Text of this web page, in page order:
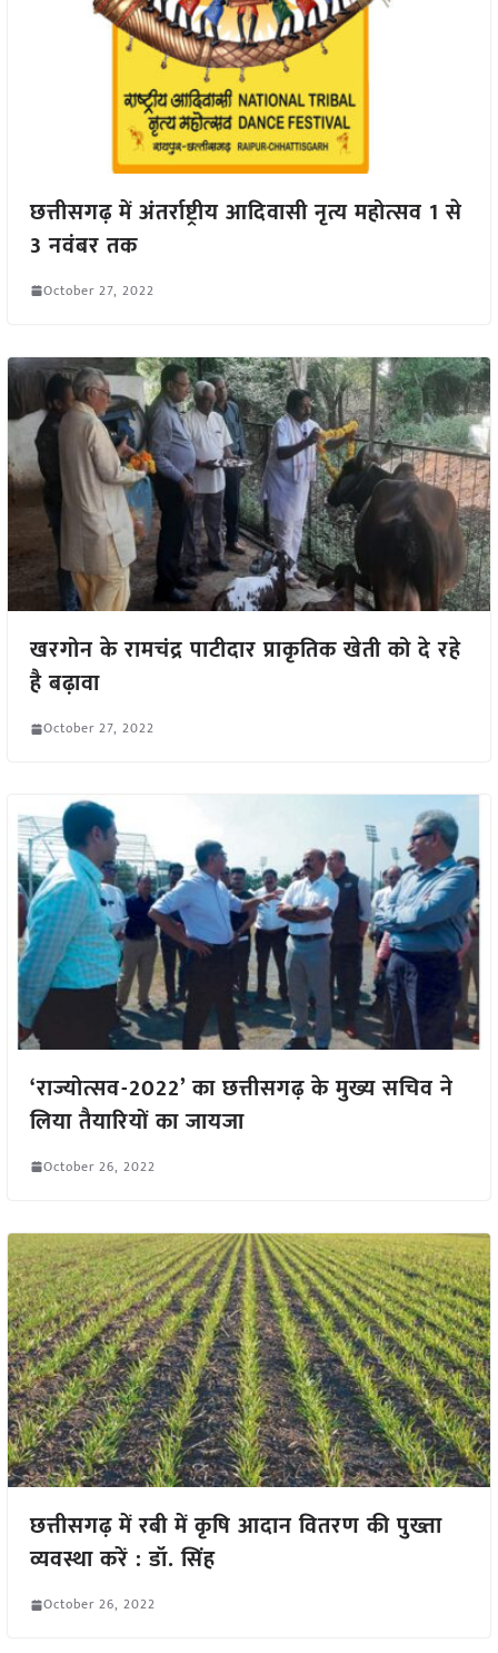
छत्तीसगढ़ में अंतर्राष्ट्रीय आदिवासी नृत्य महोत्सव 1 से
3 नवंबर तक
October 27, 2022
खरगोन के रामचंद्र पाटीदार प्राकृतिक खेती को दे रहे
है बढ़ावा
October 27, 2022
‘राज्योत्सव-2022’ का छत्तीसगढ़ के मुख्य सचिव ने
लिया तैयारियों का जायजा
October 26, 2022
छत्तीसगढ़ में रबी में कृषि आदान वितरण की पुख्ता
व्यवस्था करें : डॉ. सिंह
October 26, 2022